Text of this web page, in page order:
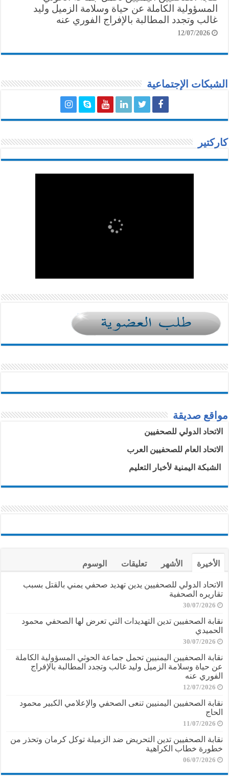
المسؤولية الكاملة عن حياة وسلامة الزميل وليد
غالب وتجدد المطالبة بالإفراج الفوري عنه
12/07/2026
الشبكات الإجتماعية
كاركتير
مواقع صديقة
الاتحاد الدولي للصحفيين
الاتحاد العام للصحفيين العرب
الشبكة اليمنية لأخبار التعليم
الأخيرة الأشهر تعليقات الوسوم
الاتحاد الدولي للصحفيين يدين تهديد صحفي يمني بالقتل بسبب
تقاريره الصحفية
30/07/2026
نقابة الصحفيين تدين التهديدات التي تعرض لها الصحفي محمود
الحميدي
30/07/2026
نقابة الصحفيين اليمنيين تحمل جماعة الحوثي المسؤولية الكاملة
عن حياة وسلامة الزميل وليد غالب وتجدد المطالبة بالإفراج
الفوري عنه
12/07/2026
نقابة الصحفيين اليمنيين تنعى الصحفي والإعلامي الكبير محمود
الحاج
11/07/2026
نقابة الصحفيين تدين التحريض ضد الزميلة توكل كرمان وتحذر من
خطورة خطاب الكراهية
06/07/2026